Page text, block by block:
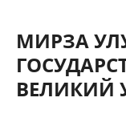
МИРЗА
ВЕЛИКИЙ